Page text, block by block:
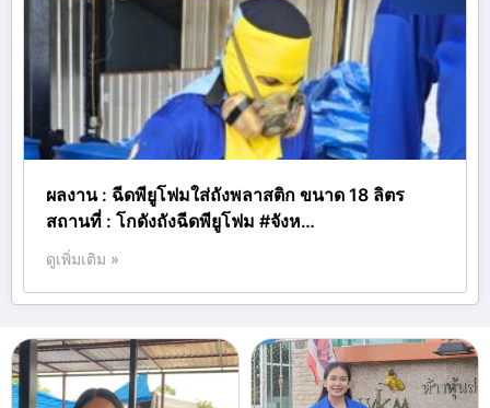
ผลงาน : ฉีดพียูโฟมใส่ถังพลาสติก ขนาด 18 ลิตร
สถานที่ : โกดังถังฉีดพียูโฟม #จังห…
ดูเพิ่มเติม »